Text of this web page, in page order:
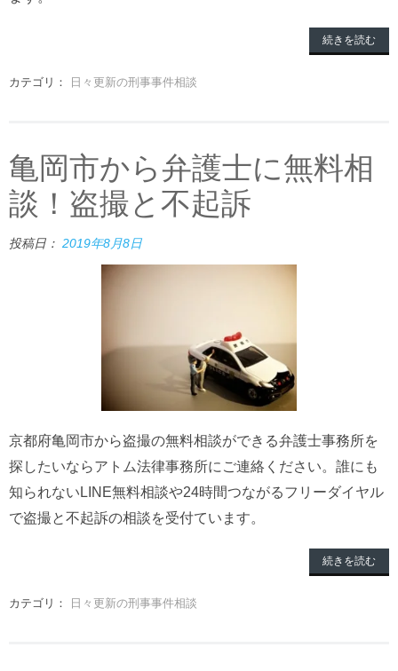
続きを読む
カテゴリ： 日々更新の刑事事件相談
亀岡市から弁護士に無料相
談！盗撮と不起訴
投稿日： 2019年8月8日
京都府亀岡市から盗撮の無料相談ができる弁護士事務所を
探したいならアトム法律事務所にご連絡ください。誰にも
知られないLINE無料相談や24時間つながるフリーダイヤル
で盗撮と不起訴の相談を受付ています。
続きを読む
カテゴリ： 日々更新の刑事事件相談